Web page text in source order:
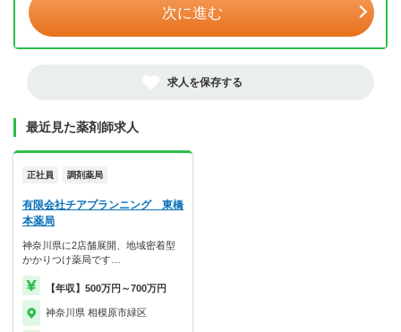
次に進む
求人を保存する
最近見た薬剤師求人
正社員 調剤薬局
有限会社チアプランニング 東橋
本薬局
神奈川県に2店舗展開、地域密着型
かかりつけ薬局です…
【年収】500万円～700万円
神奈川県 相模原市緑区